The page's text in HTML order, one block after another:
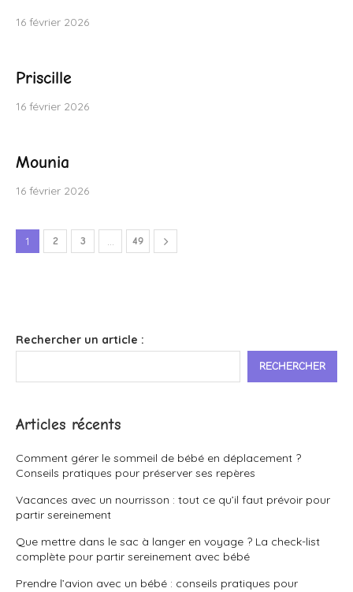
16 février 2026
Priscille
16 février 2026
Mounia
16 février 2026
1 2 3 … 49
Rechercher un article :
RECHERCHER
Articles récents
Comment gérer le sommeil de bébé en déplacement ?
Conseils pratiques pour préserver ses repères
Vacances avec un nourrisson : tout ce qu’il faut prévoir pour
partir sereinement
Que mettre dans le sac à langer en voyage ? La check-list
complète pour partir sereinement avec bébé
Prendre l’avion avec un bébé : conseils pratiques pour